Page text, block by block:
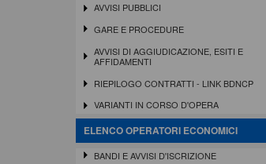
AVVISI PUBBLICI
GARE E PROCEDURE
AVVISI DI AGGIUDICAZIONE, ESITI E
AFFIDAMENTI
RIEPILOGO CONTRATTI - LINK BDNCP
VARIANTI IN CORSO D'OPERA
ELENCO OPERATORI ECONOMICI
BANDI E AVVISI D'ISCRIZIONE